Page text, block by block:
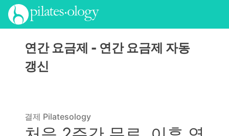
연간 요금제 - 연간 요금제 자동
갱신
결제 Pilatesology